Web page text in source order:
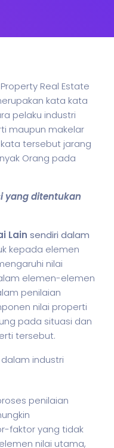
Real Estate
kata kata
pelaku industri
maupun makelar
tersebut jarang
Orang pada
yang ditentukan
Lain sendiri dalam
kepada elemen
nilai
elemen-elemen
penilaian
nilai properti
pada situasi dan
tersebut.
dalam industri
penilaian
faktor yang tidak
nilai utama,